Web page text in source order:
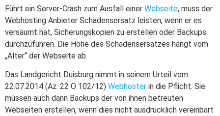
Führt ein Server-Crash zum Ausfall einer Webseite, muss der
Webhosting Anbieter Schadensersatz leisten, wenn er es
versäumt hat, Sicherungskopien zu erstellen oder Backups
durchzuführen. Die Höhe des Schadensersatzes hängt vom
„Alter“ der Webseite ab.
Das Landgericht Duisburg nimmt in seinem Urteil vom
22.07.2014 (Az. 22 O 102/12) Webhoster in die Pflicht. Sie
müssen auch dann Backups der von ihnen betreuten
Webseiten erstellen, wenn dies nicht ausdrücklich vereinbart